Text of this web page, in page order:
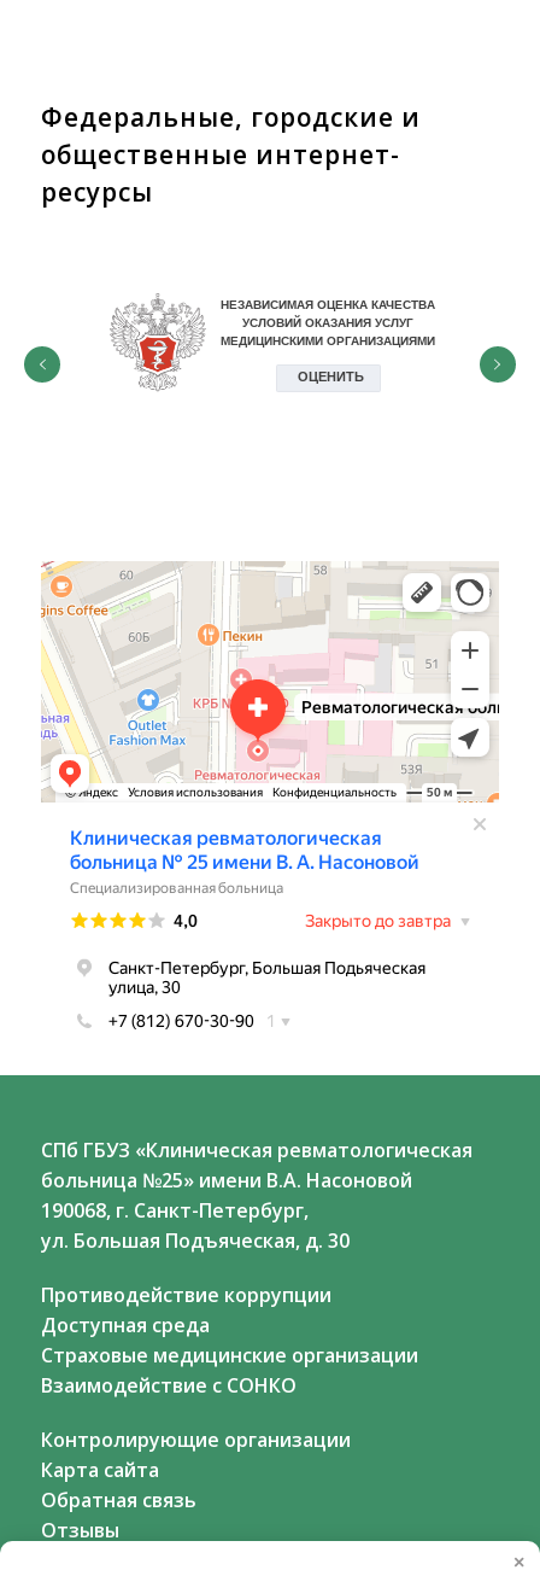
Федеральные, городские и
общественные интернет-
ресурсы
СПб ГБУЗ «Клиническая ревматологическая
больница №25» имени В.А. Насоновой
190068, г. Санкт-Петербург,
ул. Большая Подъяческая, д. 30
Противодействие коррупции
Доступная среда
Страховые медицинские организации
Взаимодействие с СОНКО
Контролирующие организации
Карта сайта
Обратная связь
Отзывы
×